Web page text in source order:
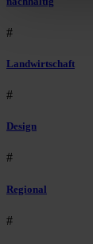
#
Landwirtschaft
#
Design
#
Regional
#